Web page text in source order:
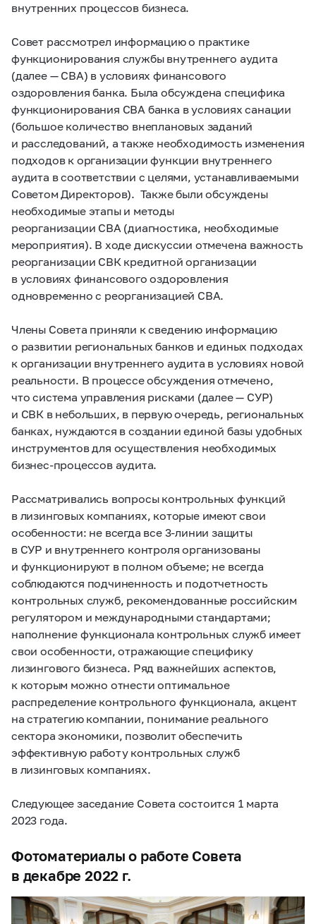
внутренних процессов бизнеса.
Совет рассмотрел информацию о практике
функционирования службы внутреннего аудита
(далее — СВА) в условиях финансового
оздоровления банка. Была обсуждена специфика
функционирования СВА банка в условиях санации
(большое количество внеплановых заданий
и расследований, а также необходимость изменения
подходов к организации функции внутреннего
аудита в соответствии с целями, устанавливаемыми
Советом Директоров). Также были обсуждены
необходимые этапы и методы
реорганизации СВА (диагностика, необходимые
мероприятия). В ходе дискуссии отмечена важность
реорганизации СВК кредитной организации
в условиях финансового оздоровления
одновременно с реорганизацией СВА.
Члены Совета приняли к сведению информацию
о развитии региональных банков и единых подходах
к организации внутреннего аудита в условиях новой
реальности. В процессе обсуждения отмечено,
что система управления рисками (далее — СУР)
и СВК в небольших, в первую очередь, региональных
банках, нуждаются в создании единой базы удобных
инструментов для осуществления необходимых
бизнес-процессов аудита.
Рассматривались вопросы контрольных функций
в лизинговых компаниях, которые имеют свои
особенности: не всегда все 3-линии защиты
в СУР и внутреннего контроля организованы
и функционируют в полном объеме; не всегда
соблюдаются подчиненность и подотчетность
контрольных служб, рекомендованные российским
регулятором и международными стандартами;
наполнение функционала контрольных служб имеет
свои особенности, отражающие специфику
лизингового бизнеса. Ряд важнейших аспектов,
к которым можно отнести оптимальное
распределение контрольного функционала, акцент
на стратегию компании, понимание реального
сектора экономики, позволит обеспечить
эффективную работу контрольных служб
в лизинговых компаниях.
Следующее заседание Совета состоится 1 марта
2023 года.
Фотоматериалы о работе Совета
в декабре 2022 г.